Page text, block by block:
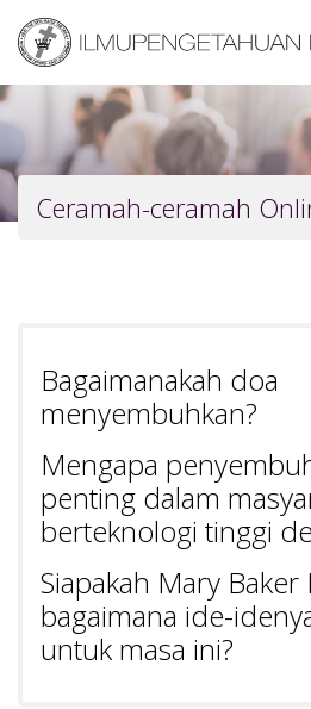
main
content
Ceramah-ceramah
Bagaimanakah doa
menyembuhkan?
Mengapa
penting dalam
berteknologi tinggi
Siapakah Mary
bagaimana ide-
untuk masa ini?